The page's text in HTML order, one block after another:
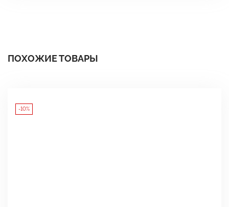
ПОХОЖИЕ ТОВАРЫ
-10%